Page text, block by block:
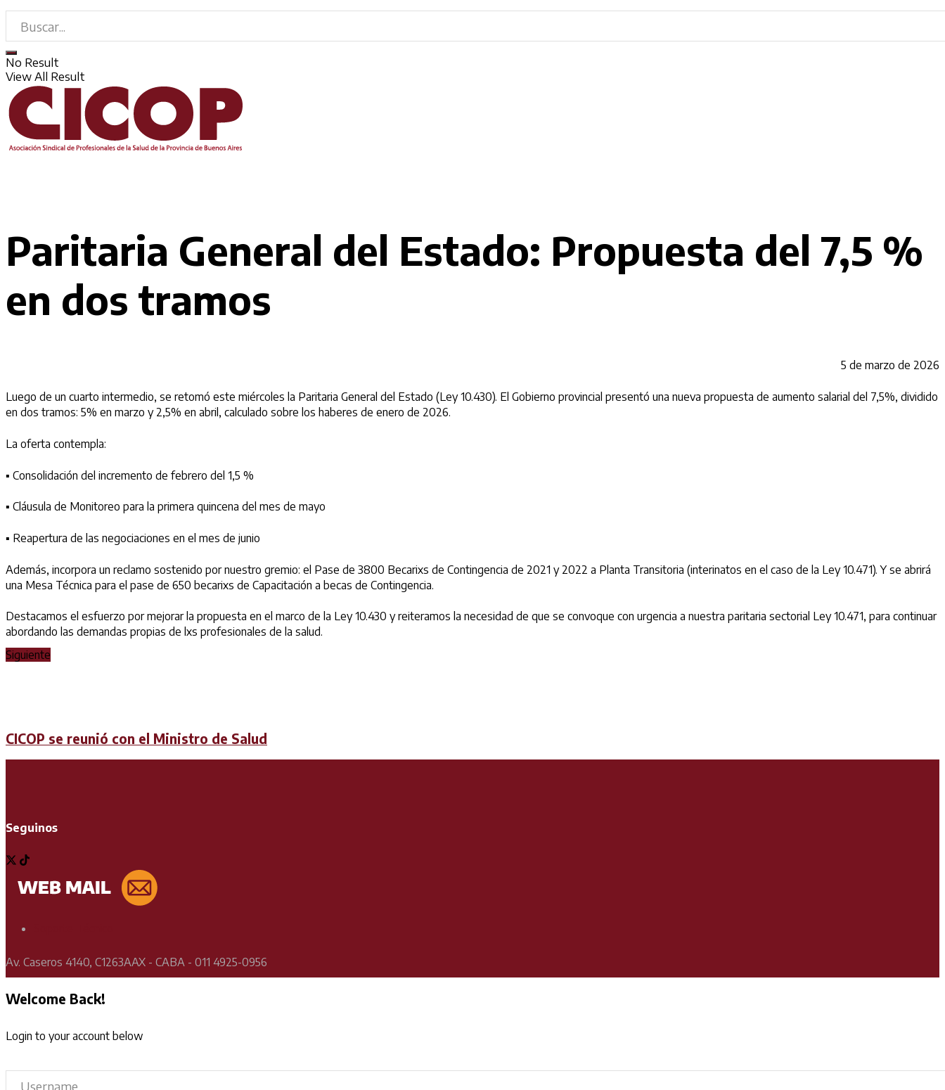
No Result
View All Result
Paritaria General del Estado: Propuesta del 7,5 %
en dos tramos
5 de marzo de 2026
Luego de un cuarto intermedio, se retomó este miércoles la Paritaria General del Estado (Ley 10.430). El Gobierno provincial presentó una nueva propuesta de aumento salarial del 7,5%, dividido
en dos tramos: 5% en marzo y 2,5% en abril, calculado sobre los haberes de enero de 2026.
La oferta contempla:
▪️ Consolidación del incremento de febrero del 1,5 %
▪️ Cláusula de Monitoreo para la primera quincena del mes de mayo
▪️ Reapertura de las negociaciones en el mes de junio
Además, incorpora un reclamo sostenido por nuestro gremio: el Pase de 3800 Becarixs de Contingencia de 2021 y 2022 a Planta Transitoria (interinatos en el caso de la Ley 10.471). Y se abrirá
una Mesa Técnica para el pase de 650 becarixs de Capacitación a becas de Contingencia.
Destacamos el esfuerzo por mejorar la propuesta en el marco de la Ley 10.430 y reiteramos la necesidad de que se convoque con urgencia a nuestra paritaria sectorial Ley 10.471, para continuar
abordando las demandas propias de lxs profesionales de la salud.
Siguiente
CICOP se reunió con el Ministro de Salud
Seguinos
Av. Caseros 4140, C1263AAX - CABA - 011 4925-0956
Welcome Back!
Login to your account below